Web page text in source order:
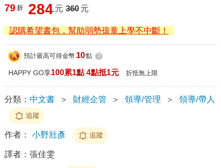
79 折 284 元 360 元
認購希望書包，幫助弱勢孩童上學不中斷！
預計最高可得金幣 10點 ?
HAPPY GO享100累1點 4點抵1元 折抵無上限
分類： 中文書 ＞ 財經企管 ＞ 領導/管理 ＞ 領導/帶人
追蹤
作者： 小野壯彥 追蹤
譯者： 張佳雯